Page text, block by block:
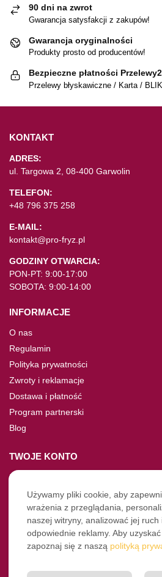
90 dni na zwrot
Gwarancja satysfakcji z zakupów!
Gwarancja oryginalności
Produkty prosto od producentów!
Bezpieczne płatności
Przelewy błyskawiczne / Karta / BLIK
KONTAKT
ADRES:
ul. Targowa 2, 08-400 Garwolin
TELEFON:
+48 796 375 258
E-MAIL:
kontakt@pro-fryz.pl
GODZINY OTWARCIA:
PON-PT: 9:00-17:00
SOBOTA: 9:00-14:00
INFORMACJE
O nas
Regulamin
Polityka prywatności
Zwroty i reklamacje
Dostawa i płatność
Program partnerski
Blog
TWOJE KONTO
Moje konto
Nie pamiętasz hasła?
Twoje zamówienia
NASZE SOCIALE
Instagram
Używamy pliki cookie, aby
wrażenia z przeglądania,
naszej witryny, analizować jej ruch
odpowiednie reklamy. Aby
zapoznaj się z naszą polityką